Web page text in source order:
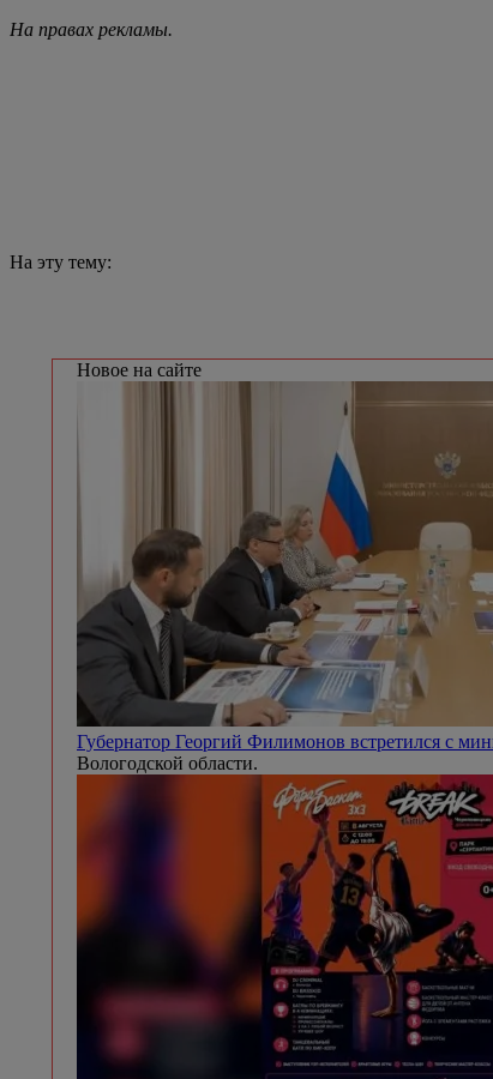
На правах рекламы.
На эту тему:
Новое на сайте
Губернатор Георгий Филимонов встретился с
Вологодской области.